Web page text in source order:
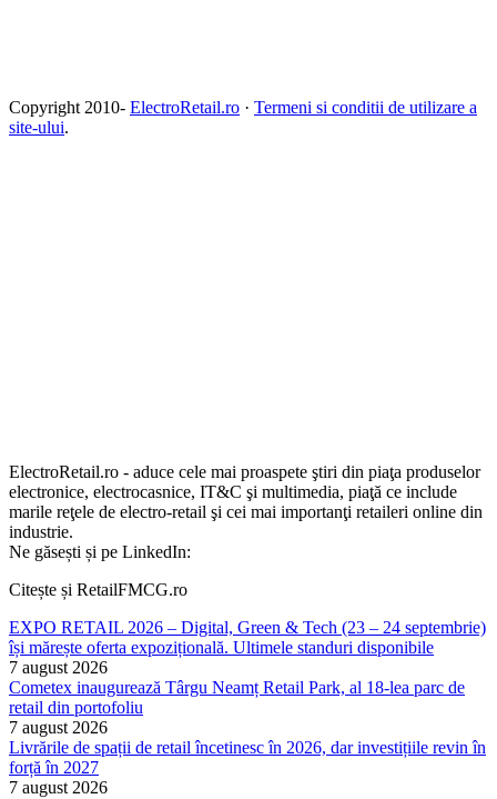
Copyright 2010- ElectroRetail.ro · Termeni si conditii de utilizare a
site-ului.
ElectroRetail.ro - aduce cele mai proaspete ştiri din piaţa produselor
electronice, electrocasnice, IT&C şi multimedia, piaţă ce include
marile reţele de electro-retail şi cei mai importanţi retaileri online din
industrie.
Ne găsești și pe LinkedIn:
Citește și RetailFMCG.ro
EXPO RETAIL 2026 – Digital, Green & Tech (23 – 24 septembrie)
își mărește oferta expozițională. Ultimele standuri disponibile
7 august 2026
Cometex inaugurează Târgu Neamț Retail Park, al 18-lea parc de
retail din portofoliu
7 august 2026
Livrările de spații de retail încetinesc în 2026, dar investițiile revin în
forță în 2027
7 august 2026